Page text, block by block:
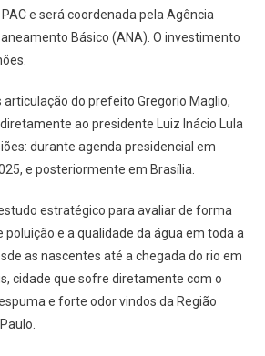
e será coordenada pela Agência
Básico (ANA). O investimento
articulação do prefeito Gregorio Maglio,
ao presidente Luiz Inácio Lula
durante agenda presidencial em
e posteriormente em Brasília.
estratégico para avaliar de forma
e a qualidade da água em toda a
as nascentes até a chegada do rio em
cidade que sofre diretamente com o
e forte odor vindos da Região